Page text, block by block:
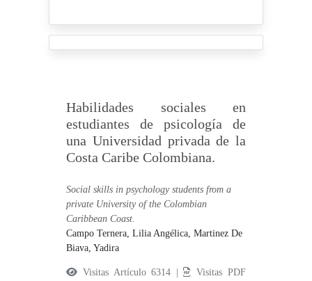
Habilidades sociales en
estudiantes de psicología de
una Universidad privada de la
Costa Caribe Colombiana.
Social skills in psychology students from a
private University of the Colombian
Caribbean Coast.
Campo Ternera, Lilia Angélica,Martinez De
Biava, Yadira
Visitas Artículo 6314 |
Visitas PDF